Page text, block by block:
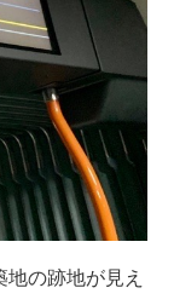
の跡地が見え